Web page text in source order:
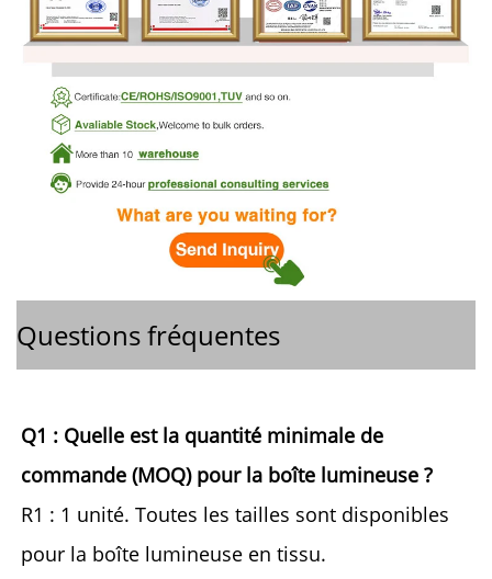
Questions fréquentes
Q1 : Quelle est la quantité minimale de
commande (MOQ) pour la boîte lumineuse ?
R1 : 1 unité. Toutes les tailles sont disponibles
pour la boîte lumineuse en tissu.